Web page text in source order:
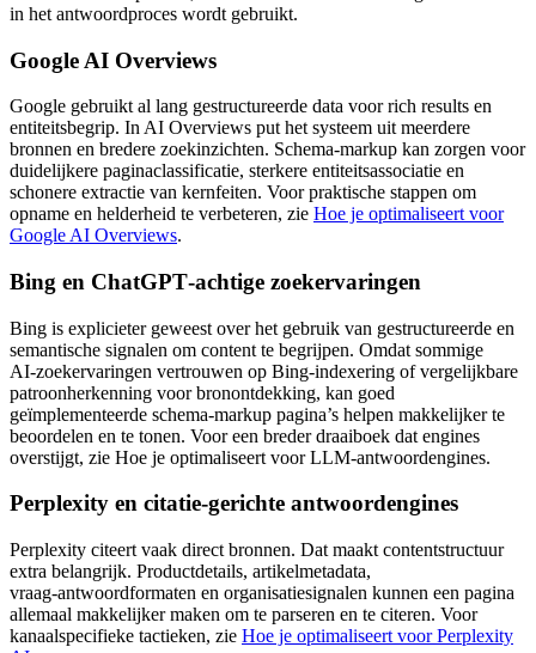
in het antwoordproces wordt gebruikt.
Google AI Overviews
Google gebruikt al lang gestructureerde data voor rich results en
entiteitsbegrip. In AI Overviews put het systeem uit meerdere
bronnen en bredere zoekinzichten. Schema‑markup kan zorgen voor
duidelijkere paginaclassificatie, sterkere entiteitsassociatie en
schonere extractie van kernfeiten. Voor praktische stappen om
opname en helderheid te verbeteren, zie Hoe je optimaliseert voor
Google AI Overviews.
Bing en ChatGPT‑achtige zoekervaringen
Bing is explicieter geweest over het gebruik van gestructureerde en
semantische signalen om content te begrijpen. Omdat sommige
AI‑zoekervaringen vertrouwen op Bing‑indexering of vergelijkbare
patroonherkenning voor bronontdekking, kan goed
geïmplementeerde schema‑markup pagina’s helpen makkelijker te
beoordelen en te tonen. Voor een breder draaiboek dat engines
overstijgt, zie Hoe je optimaliseert voor LLM‑antwoordengines.
Perplexity en citatie‑gerichte antwoordengines
Perplexity citeert vaak direct bronnen. Dat maakt contentstructuur
extra belangrijk. Productdetails, artikelmetadata,
vraag‑antwoordformaten en organisatiesignalen kunnen een pagina
allemaal makkelijker maken om te parseren en te citeren. Voor
kanaalspecifieke tactieken, zie Hoe je optimaliseert voor Perplexity